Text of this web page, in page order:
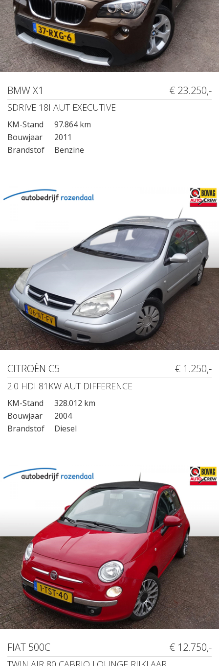
BMW X1 € 23.250,-
SDRIVE 18I AUT EXECUTIVE
KM-Stand
97.864 km
Bouwjaar
2011
Brandstof
Benzine
CITROËN C5 € 1.250,-
2.0 HDI 81KW AUT DIFFERENCE
KM-Stand
328.012 km
Bouwjaar
2004
Brandstof
Diesel
FIAT 500C € 12.750,-